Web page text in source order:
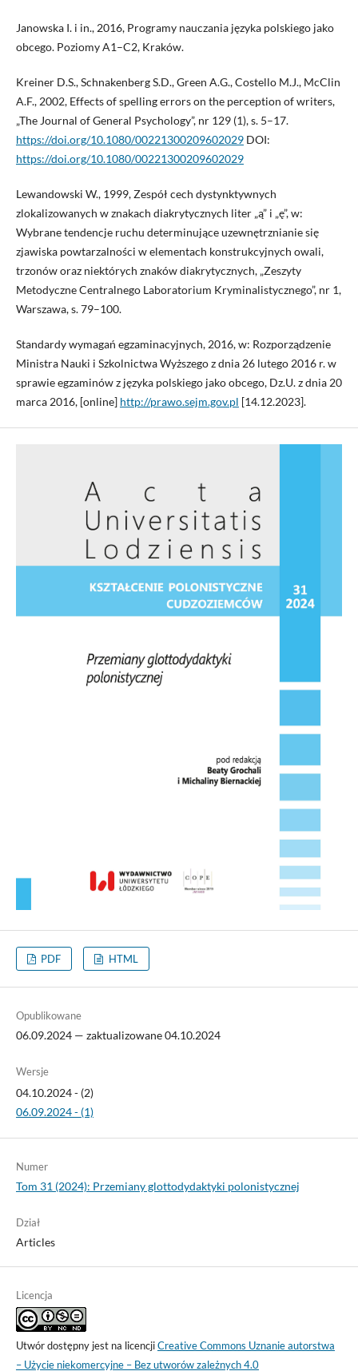
Janowska I. i in., 2016, Programy nauczania języka polskiego jako
obcego. Poziomy A1–C2, Kraków.
Kreiner D.S., Schnakenberg S.D., Green A.G., Costello M.J., McClin
A.F., 2002, Effects of spelling errors on the perception of writers,
„The Journal of General Psychology”, nr 129 (1), s. 5–17.
https://doi.org/10.1080/00221300209602029DOI:
https://doi.org/10.1080/00221300209602029
Lewandowski W., 1999, Zespół cech dystynktywnych
zlokalizowanych w znakach diakrytycznych liter „ą” i „ę”, w:
Wybrane tendencje ruchu determinujące uzewnętrznianie się
zjawiska powtarzalności w elementach konstrukcyjnych owali,
trzonów oraz niektórych znaków diakrytycznych, „Zeszyty
Metodyczne Centralnego Laboratorium Kryminalistycznego”, nr 1,
Warszawa, s. 79–100.
Standardy wymagań egzaminacyjnych, 2016, w: Rozporządzenie
Ministra Nauki i Szkolnictwa Wyższego z dnia 26 lutego 2016 r. w
sprawie egzaminów z języka polskiego jako obcego, Dz.U. z dnia 20
marca 2016, [online] http://prawo.sejm.gov.pl [14.12.2023].
PDF HTML
Opublikowane
06.09.2024 — zaktualizowane 04.10.2024
Wersje
04.10.2024 - (2)
06.09.2024 - (1)
Numer
Tom 31 (2024): Przemiany glottodydaktyki polonistycznej
Dział
Articles
Licencja
Utwór dostępny jest na licencjiCreative Commons Uznanie autorstwa
– Użycie niekomercyjne – Bez utworów zależnych 4.0